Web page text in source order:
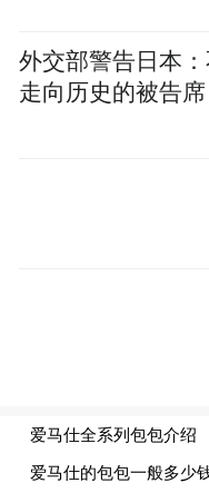
外交部警告日本
走向历史的被告席